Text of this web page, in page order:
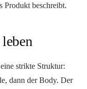
Produkt beschreibt.
strikte Struktur:
dann der Body. Der